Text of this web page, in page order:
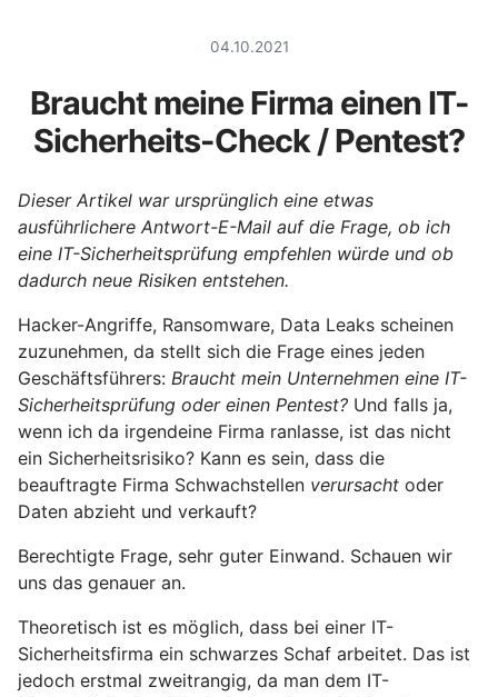
04.10.2021
Braucht meine Firma einen IT-
Sicherheits-Check / Pentest?
Dieser Artikel war ursprünglich eine etwas
ausführlichere Antwort-E-Mail auf die Frage, ob ich
eine IT-Sicherheitsprüfung empfehlen würde und ob
dadurch neue Risiken entstehen.
Hacker-Angriffe, Ransomware, Data Leaks scheinen
zuzunehmen, da stellt sich die Frage eines jeden
Geschäftsführers: Braucht mein Unternehmen eine IT-
Sicherheitsprüfung oder einen Pentest? Und falls ja,
wenn ich da irgendeine Firma ranlasse, ist das nicht
ein Sicherheitsrisiko? Kann es sein, dass die
beauftragte Firma Schwachstellen verursacht oder
Daten abzieht und verkauft?
Berechtigte Frage, sehr guter Einwand. Schauen wir
uns das genauer an.
Theoretisch ist es möglich, dass bei einer IT-
Sicherheitsfirma ein schwarzes Schaf arbeitet. Das ist
jedoch erstmal zweitrangig, da man dem IT-